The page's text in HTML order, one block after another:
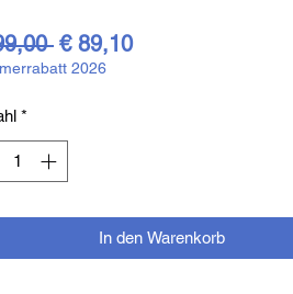
Standardpreis
€ 89,10Sale-
2026
*
In den Warenkorb